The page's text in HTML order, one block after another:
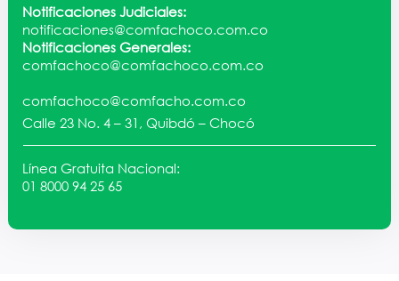
Notificaciones Judiciales:
notificaciones@comfachoco.com.co
Notificaciones Generales:
comfachoco@comfachoco.com.co
comfachoco@comfacho.com.co
Calle 23 No. 4 – 31, Quibdó – Chocó
Línea Gratuita Nacional:
01 8000 94 25 65